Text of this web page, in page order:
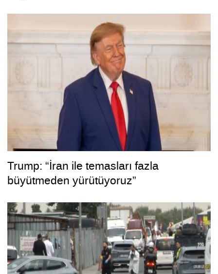
Trump: “İran ile temasları fazla
büyütmeden yürütüyoruz”